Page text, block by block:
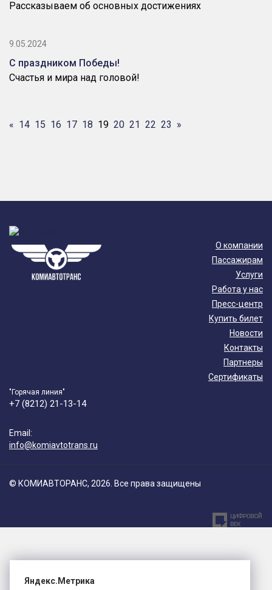
Рассказываем об основных достижениях
9.05.2024
С праздником Победы!
Счастья и мира над головой!
« 14 15 16 17 18 19 20 21 22 23 »
О компании
Пассажирам
Услуги
Работа у нас
Пресс-центр
Купить билет
Новости
Контакты
Партнеры
Сертификаты
"Горячая линия"
+7 (8212) 21-13-14
Email:
info@komiavtotrans.ru
© КОМИАВТОРАНС, 2026. Все права защищены
Яндекс.Метрика